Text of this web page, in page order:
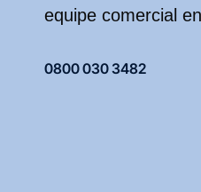
equipe comercial
0800 030 3482